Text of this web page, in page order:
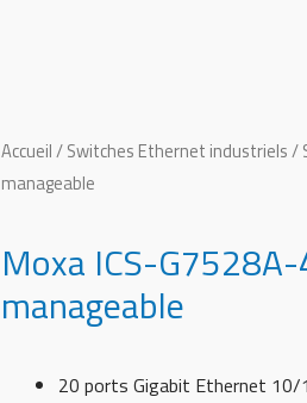
Accueil/Switches Ethernet industriels/
manageable
Moxa ICS-
manageable
20 ports Gigabit Ethernet 10/